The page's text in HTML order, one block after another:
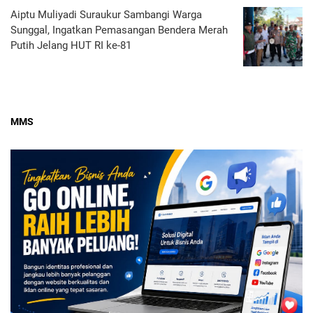
Aiptu Muliyadi Suraukur Sambangi Warga
Sunggal, Ingatkan Pemasangan Bendera Merah
Putih Jelang HUT RI ke-81
MMS